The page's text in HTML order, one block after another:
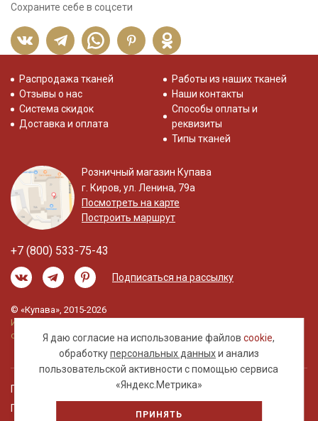
Сохраните себе в соцсети
Я даю согласие на использование файловcookie,
обработкуперсональных данныхи анализ
пользовательской активности с помощью сервиса
«Яндекс.Метрика»
ПРИНЯТЬ
Распродажа тканей
Отзывы о нас
Система скидок
Доставка и оплата
Работы из наших тканей
Наши контакты
Способы оплаты и
реквизиты
Типы тканей
Розничный магазин Купава
г. Киров, ул. Ленина, 79а
Посмотреть на карте
Построить маршрут
+7 (800) 533-75-43
Подписаться на рассылку
© «Купава», 2015-2026
Информация на сайте не является публичной
офертой.
Правовая информация
Политика обработки персональных данных